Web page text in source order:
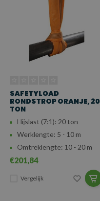
SAFETYLOAD
RONDSTROP ORANJE, 20
TON
Hijslast (7:1): 20 ton
Werklengte: 5 - 10 m
Omtreklengte: 10 - 20 m
€201,84
Vergelijk